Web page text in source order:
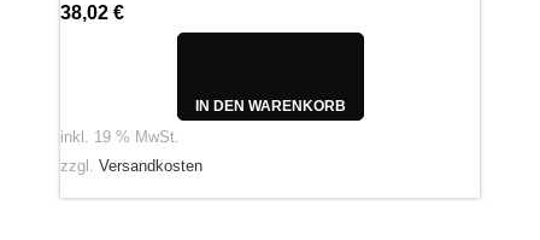
38,02 €
IN DEN WARENKORB
inkl. 19 % MwSt.
zzgl. Versandkosten